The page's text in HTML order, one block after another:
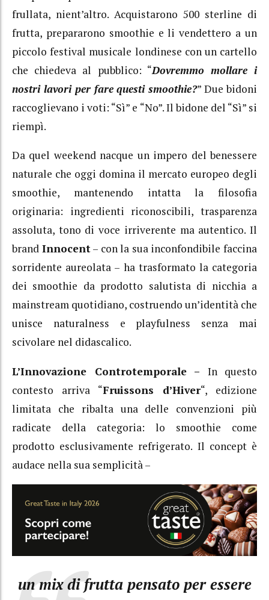
frullata, nient’altro. Acquistarono 500 sterline di
frutta, prepararono smoothie e li vendettero a un
piccolo festival musicale londinese con un cartello
che chiedeva al pubblico: “Dovremmo mollare i
nostri lavori per fare questi smoothie?” Due bidoni
raccoglievano i voti: “Sì” e “No”. Il bidone del “Sì” si
riempì.
Da quel weekend nacque un impero del benessere
naturale che oggi domina il mercato europeo degli
smoothie, mantenendo intatta la filosofia
originaria: ingredienti riconoscibili, trasparenza
assoluta, tono di voce irriverente ma autentico. Il
brand Innocent– con la sua inconfondibile faccina
sorridente aureolata – ha trasformato la categoria
dei smoothie da prodotto salutista di nicchia a
mainstream quotidiano, costruendo un’identità che
unisce naturalness e playfulness senza mai
scivolare nel didascalico.
L’Innovazione Controtemporale – In questo
contesto arriva “Fruissons d’Hiver“, edizione
limitata che ribalta una delle convenzioni più
radicate della categoria: lo smoothie come
prodotto esclusivamente refrigerato. Il concept è
audace nella sua semplicità –
un mix di frutta pensato per essere